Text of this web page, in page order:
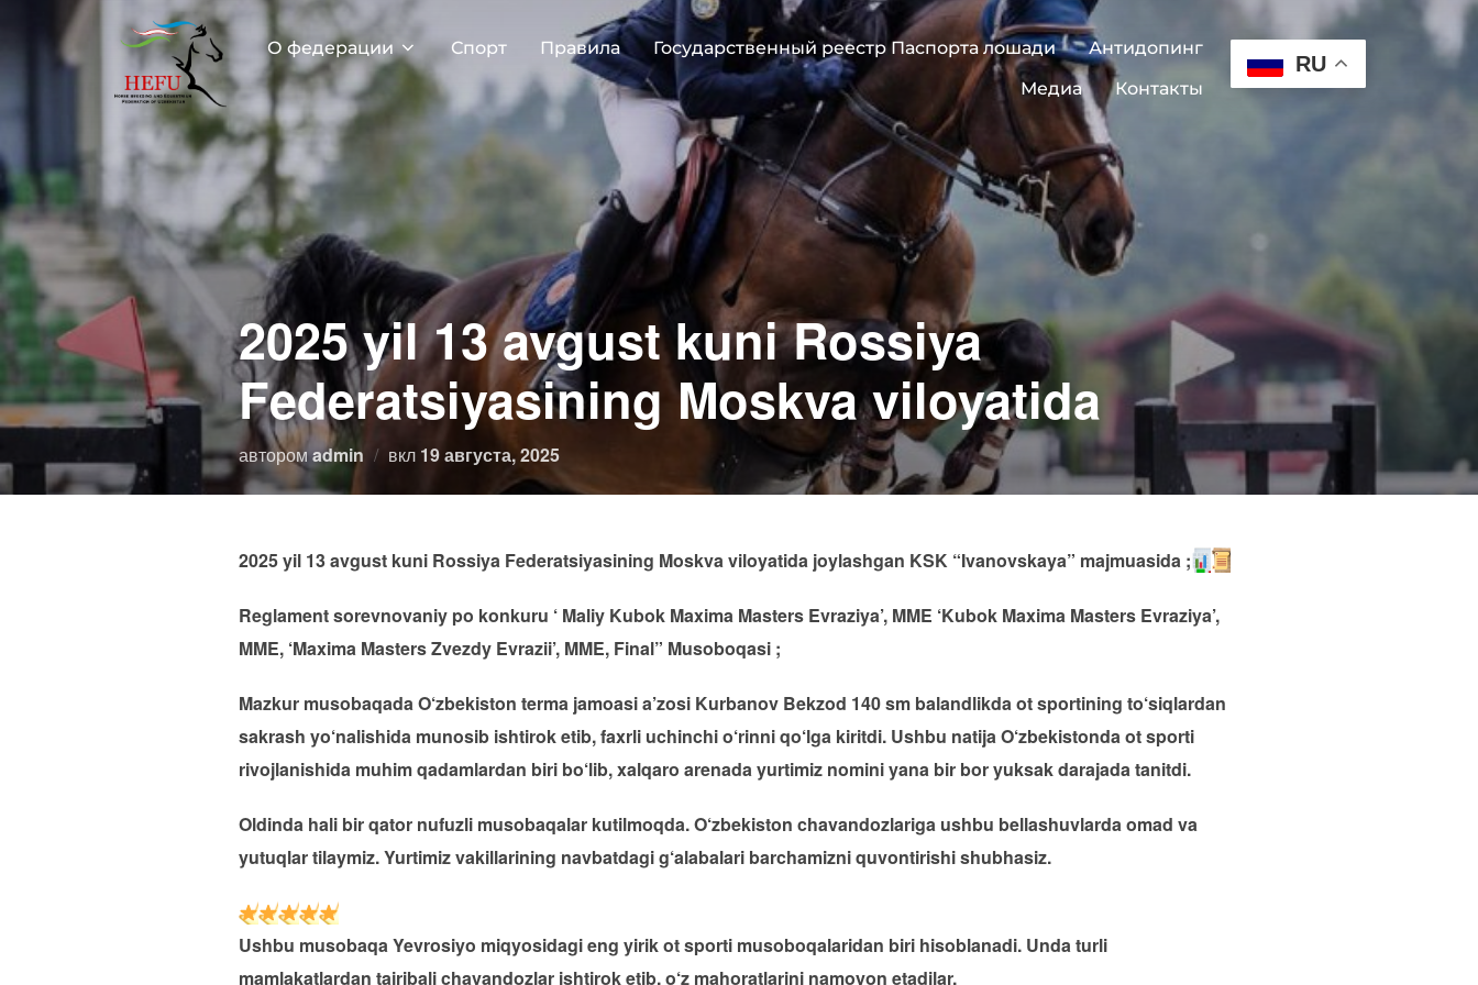
содержимому
О федерации Спорт Правила Государственный реестр Паспорта лошади
Антидопинг
Медиа
Контакты
RU
2025 yil 13 avgust kuni Rossiya
Federatsiyasining Moskva viloyatida
авторомadmin вкл Опубликовано
19 августа, 2025
2025 yil 13 avgust kuni Rossiya Federatsiyasining Moskva viloyatida joylashgan KSK “Ivanovskaya” majmuasida ;
Reglament sorevnovaniy po konkuru ‘ Maliy Kubok Maxima Masters Evraziya’, MME ‘Kubok Maxima Masters Evraziya’,
MME, ‘Maxima Masters Zvezdy Evrazii’, MME, Final” Musoboqasi ;
Mazkur musobaqada O‘zbekiston terma jamoasi a’zosi Kurbanov Bekzod 140 sm balandlikda ot sportining to‘siqlardan
sakrash yo‘nalishida munosib ishtirok etib, faxrli uchinchi o‘rinni qo‘lga kiritdi. Ushbu natija O‘zbekistonda ot sporti
rivojlanishida muhim qadamlardan biri bo‘lib, xalqaro arenada yurtimiz nomini yana bir bor yuksak darajada tanitdi.
Oldinda hali bir qator nufuzli musobaqalar kutilmoqda. O‘zbekiston chavandozlariga ushbu bellashuvlarda omad va
yutuqlar tilaymiz. Yurtimiz vakillarining navbatdagi g‘alabalari barchamizni quvontirishi shubhasiz.
Ushbu musobaqa Yevrosiyo miqyosidagi eng yirik ot sporti musoboqalaridan biri hisoblanadi. Unda turli
mamlakatlardan tajribali chavandozlar ishtirok etib, o‘z mahoratlarini namoyon etadilar.